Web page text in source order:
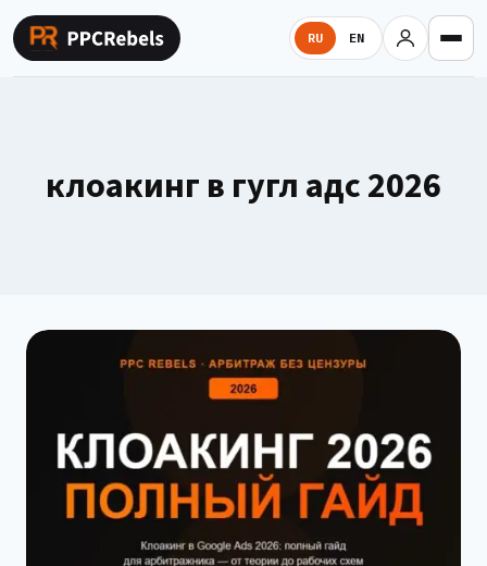
Перейти
содержимому
RU EN
клоакинг в гугл адс 2026